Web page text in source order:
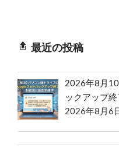
最近の投稿
2026年8月
ックアップ
2026年8月6